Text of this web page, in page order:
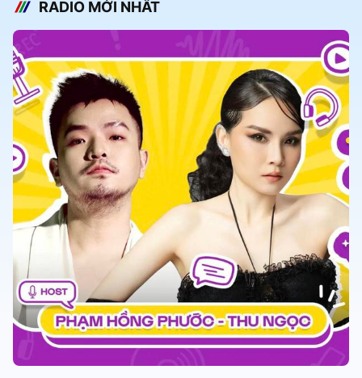
RADIO MỚI NHẤT